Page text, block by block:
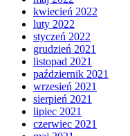
kwiecień 2022
luty 2022
styczeń 2022
grudzień 2021
listopad 2021
październik 2021
wrzesień 2021
sierpień 2021
lipiec 2021
czerwiec 2021